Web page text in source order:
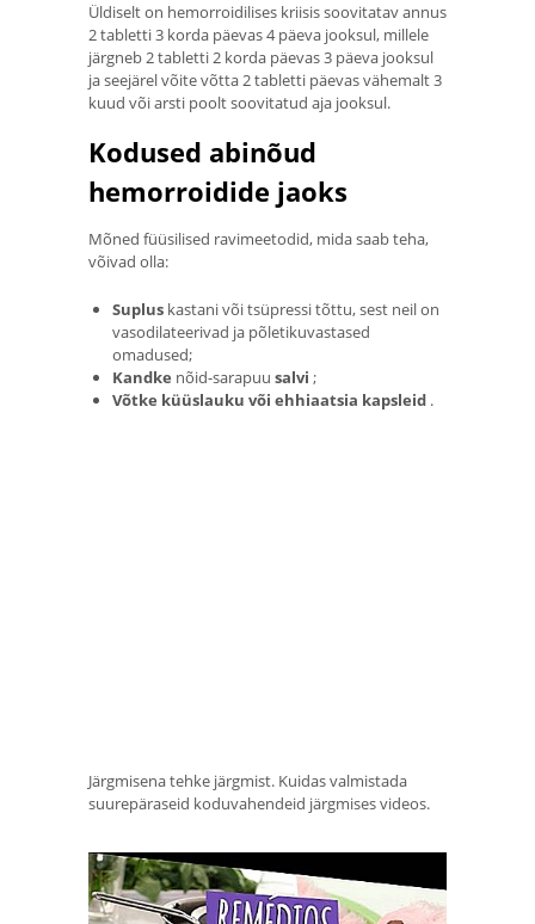
Üldiselt on hemorroidilises kriisis soovitatav annus
2 tabletti 3 korda päevas 4 päeva jooksul, millele
järgneb 2 tabletti 2 korda päevas 3 päeva jooksul
ja seejärel võite võtta 2 tabletti päevas vähemalt 3
kuud või arsti poolt soovitatud aja jooksul.
Kodused abinõud
hemorroidide jaoks
Mõned füüsilised ravimeetodid, mida saab teha,
võivad olla:
Suplus kastani või tsüpressi tõttu, sest neil on
vasodilateerivad ja põletikuvastased
omadused;
Kandke nõid-sarapuu salvi ;
Võtke küüslauku või ehhiaatsia kapsleid .
Järgmisena tehke järgmist. Kuidas valmistada
suurepäraseid koduvahendeid järgmises videos.